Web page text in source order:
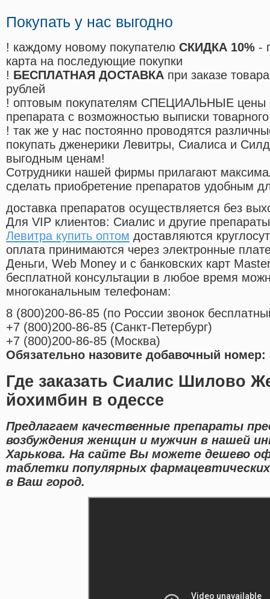
Покупать у нас выгодно
! каждому новому покупателю СКИДКА 10% -
карта на последующие покупки
! БЕСПЛАТНАЯ ДОСТАВКА при заказе
рублей
! оптовым покупателям СПЕЦИАЛЬНЫЕ цены
препарата с возможностью выписки
! так же у нас постоянно проводятся
покупать дженерики Левитры, Сиалиса и
выгодным ценам!
Cотрудники нашей фирмы прилагают
сделать приобретение препаратов удобным
доставка препаратов осуществляется без
Для VIP клиентов: Сиалис и другие
Левитра купить оптом доставляются
оплата принимаются через электронные
Деньги, Web Money и с банковских карт
бесплатной консультации в любое время
многоканальным телефонам:
8 (800)200-86-85 (по России звонок
+7 (800)200-86-85 (Санкт-Петербург)
+7 (800)200-86-85 (Москва)
Обязательно назовите добавочный номер:
Где заказать Сиалис Шилово
йохимбин в одессе
Предлагаем качественные препараты
возбуждения женщин и мужчин в нашей
Харькова. На сайте Вы можете дешево
таблетки популярных
в Ваш город.